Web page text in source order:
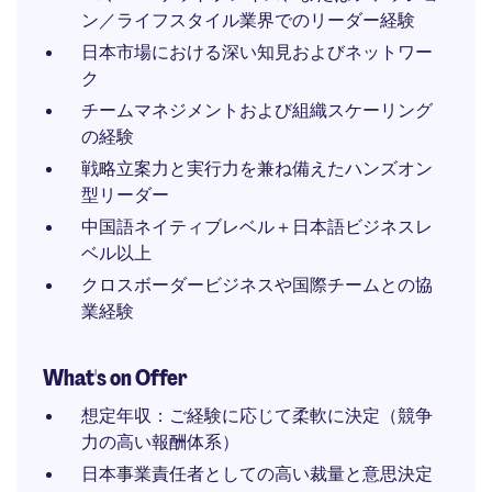
ン／ライフスタイル業界でのリーダー経験
日本市場における深い知見およびネットワー
ク
チームマネジメントおよび組織スケーリング
の経験
戦略立案力と実行力を兼ね備えたハンズオン
型リーダー
中国語ネイティブレベル＋日本語ビジネスレ
ベル以上
クロスボーダービジネスや国際チームとの協
業経験
What's on Offer
想定年収：ご経験に応じて柔軟に決定（競争
力の高い報酬体系）
日本事業責任者としての高い裁量と意思決定